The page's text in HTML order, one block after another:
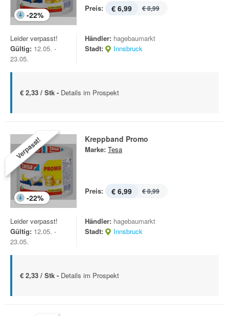
-22%
Preis: € 6,99 € 8,99
Leider verpasst!
Gültig: 12.05. -
23.05.
Händler: hagebaumarkt
Stadt:
Innsbruck
€ 2,33 / Stk - Details im Prospekt
Verpasst!
-22%
Kreppband Promo
Marke: Tesa
Preis: € 6,99 € 8,99
Leider verpasst!
Gültig: 12.05. -
23.05.
Händler: hagebaumarkt
Stadt:
Innsbruck
€ 2,33 / Stk - Details im Prospekt